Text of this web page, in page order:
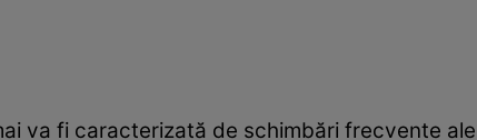
va fi caracterizată de schimbări frecvente